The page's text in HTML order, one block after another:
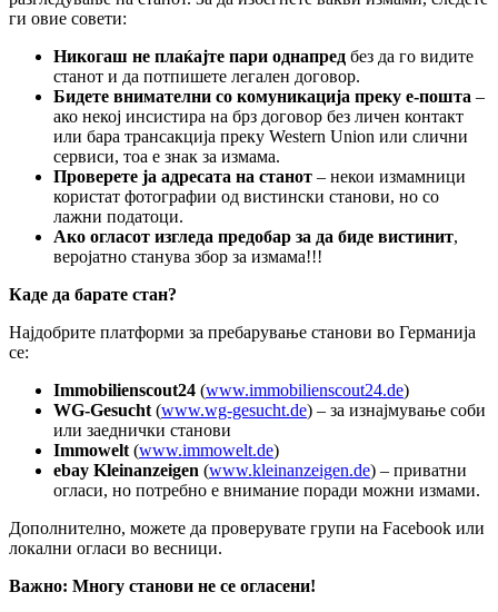
ги овие совети:
Никогаш не плаќајте пари однапред без да го видите
станот и да потпишете легален договор.
Бидете внимателни со комуникација преку е-пошта –
ако некој инсистира на брз договор без личен контакт
или бара трансакција преку Western Union или слични
сервиси, тоа е знак за измама.
Проверете ја адресата на станот – некои измамници
користат фотографии од вистински станови, но со
лажни податоци.
Ако огласот изгледа предобар за да биде вистинит,
веројатно станува збор за измама!!!
Каде да барате стан?
Најдобрите платформи за пребарување станови во Германија
се:
Immobilienscout24 (www.immobilienscout24.de)
WG-Gesucht (www.wg-gesucht.de) – за изнајмување соби
или заеднички станови
Immowelt (www.immowelt.de)
ebay Kleinanzeigen (www.kleinanzeigen.de) – приватни
огласи, но потребно е внимание поради можни измами.
Дополнително, можете да проверувате групи на Facebook или
локални огласи во весници.
Важно: Многу станови не се огласени!